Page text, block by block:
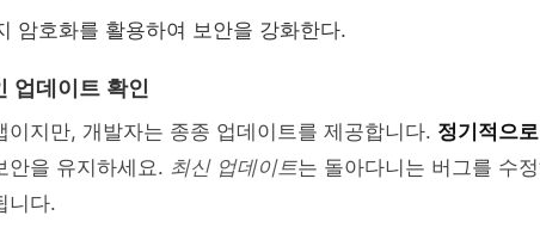
암호화를 활용하여 보안을 강화한다.
업데이트 확인
이지만, 개발자는 종종 업데이트를 제공합니다. 정기적으
안을 유지하세요. 최신 업데이트는 돌아다니는 버그를 수
니다.